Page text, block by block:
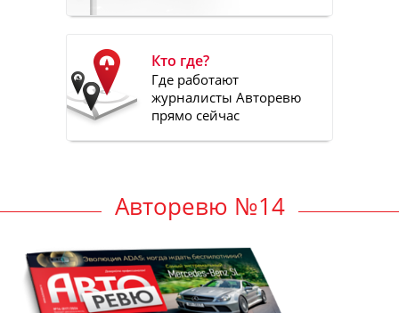
Кто где?
Где работают
журналисты Авторевю
прямо сейчас
Авторевю №14